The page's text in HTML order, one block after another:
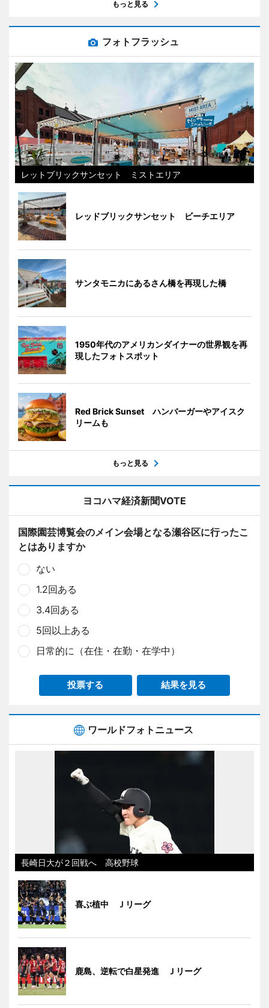
もっと見る
フォトフラッシュ
レットブリックサンセット ミストエリア
レッドブリックサンセット ビーチエリア
サンタモニカにあるさん橋を再現した橋
1950年代のアメリカンダイナーの世界観を再
現したフォトスポット
Red Brick Sunset ハンバーガーやアイスク
リームも
もっと見る
ヨコハマ経済新聞VOTE
国際園芸博覧会のメイン会場となる瀬谷区に行ったこ
とはありますか
ない
1.2回ある
3.4回ある
5回以上ある
日常的に（在住・在勤・在学中）
投票する 結果を見る
ワールドフォトニュース
長崎日大が２回戦へ 高校野球
喜ぶ植中 Ｊリーグ
鹿島、逆転で白星発進 Ｊリーグ